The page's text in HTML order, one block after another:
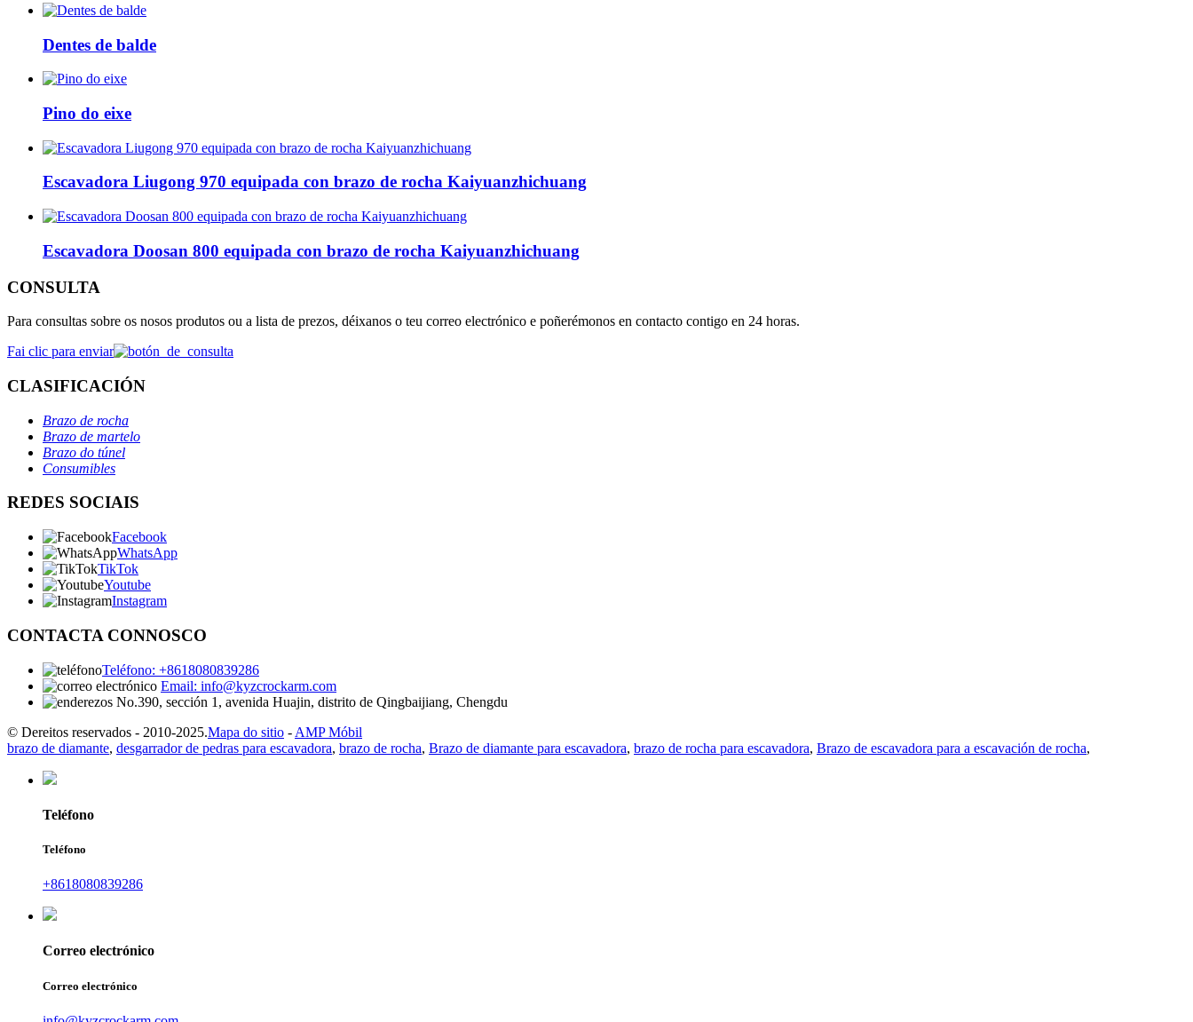
Dentes de balde
Pino do eixe
Escavadora Liugong 970 equipada con brazo de rocha Kaiyuanzhichuang
Escavadora Doosan 800 equipada con brazo de rocha Kaiyuanzhichuang
CONSULTA
Para consultas sobre os nosos produtos ou a lista de prezos, déixanos o teu correo electrónico e poñerémonos en contacto contigo en 24 horas.
Fai clic para enviar
CLASIFICACIÓN
Brazo de rocha
Brazo de martelo
Brazo do túnel
Consumibles
REDES SOCIAIS
Facebook
WhatsApp
TikTok
Youtube
Instagram
CONTACTA CONNOSCO
Teléfono: +8618080839286
Email: info@kyzcrockarm.com
No.390, sección 1, avenida Huajin, distrito de Qingbaijiang, Chengdu
© Dereitos reservados - 2010-2025.Mapa do sitio - AMP Móbil
brazo de diamante, desgarrador de pedras para escavadora, brazo de rocha, Brazo de diamante para escavadora, brazo de rocha para escavadora, Brazo de escavadora para a escavación de rocha,
Teléfono
Teléfono
+8618080839286
Correo electrónico
Correo electrónico